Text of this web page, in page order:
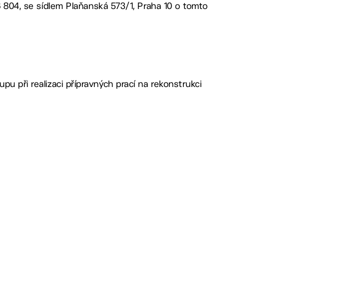
804, se sídlem Plaňanská 573/1, Praha 10 o tomto
při realizaci přípravných prací na rekonstrukci